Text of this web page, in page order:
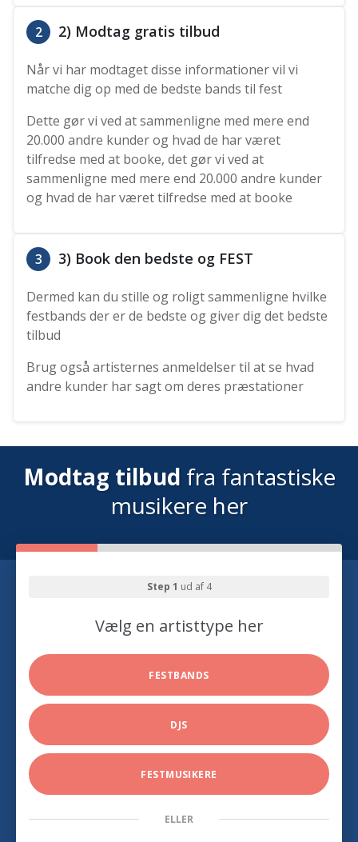
2 2) Modtag gratis tilbud
Når vi har modtaget disse informationer vil vi
matche dig op med de bedste bands til fest
Dette gør vi ved at sammenligne med mere end
20.000 andre kunder og hvad de har været
tilfredse med at booke, det gør vi ved at
sammenligne med mere end 20.000 andre kunder
og hvad de har været tilfredse med at booke
3 3) Book den bedste og FEST
Dermed kan du stille og roligt sammenligne hvilke
festbands der er de bedste og giver dig det bedste
tilbud
Brug også artisternes anmeldelser til at se hvad
andre kunder har sagt om deres præstationer
Modtag tilbud fra fantastiske
musikere her
Step 1 ud af 4
Vælg en artisttype her
FESTBANDS
DJS
FESTMUSIKERE
ELLER